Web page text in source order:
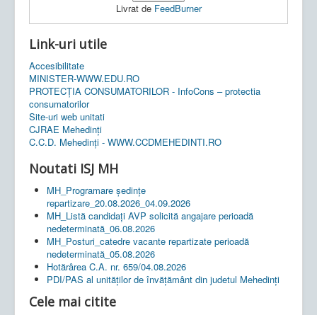
Livrat de FeedBurner
Link-uri utile
Accesibilitate
MINISTER-WWW.EDU.RO
PROTECȚIA CONSUMATORILOR - InfoCons – protectia
consumatorilor
Site-uri web unitati
CJRAE Mehedinți
C.C.D. Mehedinţi - WWW.CCDMEHEDINTI.RO
Noutati ISJ MH
MH_Programare ședințe
repartizare_20.08.2026_04.09.2026
MH_Listă candidați AVP solicită angajare perioadă
nedeterminată_06.08.2026
MH_Posturi_catedre vacante repartizate perioadă
nedeterminată_05.08.2026
Hotărârea C.A. nr. 659/04.08.2026
PDI/PAS al unităților de învățământ din judetul Mehedinți
Cele mai citite